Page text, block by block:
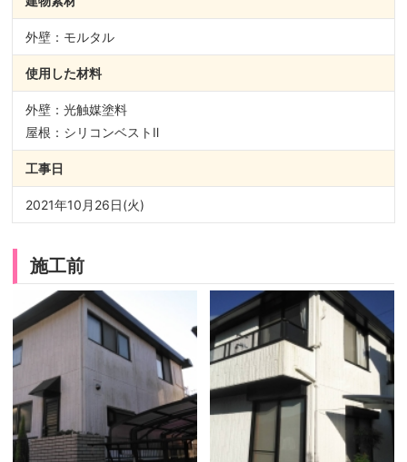
外壁：モルタル
使用した材料
外壁：光触媒塗料
屋根：シリコンベストⅡ
工事日
2021年10月26日(火)
施工前